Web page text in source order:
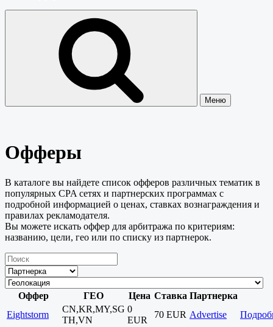
Меню
Офферы
В каталоге вы найдете список офферов различных тематик в
популярных CPA сетях и партнерских программах с
подробной информацией о ценах, ставках вознаграждения и
правилах рекламодателя.
Вы можете искать оффер для арбитража по критериям:
названию, цели, гео или по списку из партнерок.
Оффер ГЕО Цена Ставка Партнерка
Eightstorm
CN,KR,MY,SG
TH,VN
0
EUR
70 EUR Advertise